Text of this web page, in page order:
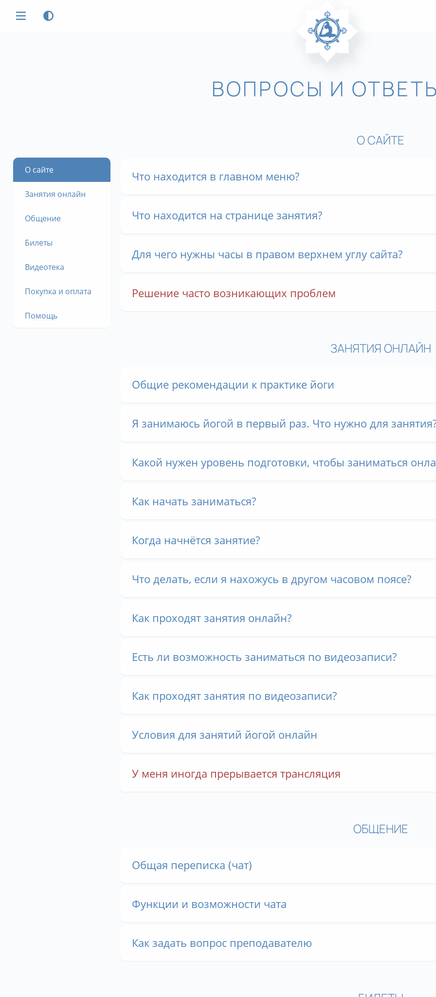
ВОПРОСЫ И
О сайте
Занятия онлайн
Общение
Билеты
Видеотека
Покупка и оплата
Помощь
О САЙТЕ
Что находится в главном меню?
Что находится на странице занятия?
Для чего нужны часы в правом верхнем углу сайта?
Решение часто возникающих проблем
ЗАНЯТИЯ ОНЛАЙН
Общие рекомендации к практике йоги
Я занимаюсь йогой в первый раз. Что нужно для
Какой нужен уровень подготовки, чтобы заниматься
Как начать заниматься?
Когда начнётся занятие?
Что делать, если я нахожусь в другом часовом поясе?
Как проходят занятия онлайн?
Есть ли возможность заниматься по видеозаписи?
Как проходят занятия по видеозаписи?
Условия для занятий йогой онлайн
У меня иногда прерывается трансляция
ОБЩЕНИЕ
Общая переписка (чат)
Функции и возможности чата
Как задать вопрос преподавателю